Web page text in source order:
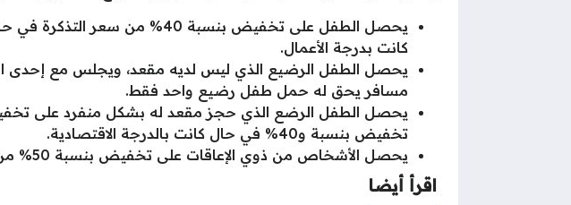
كانت بدرجة الأعمال.
مسافر يحق له حمل طفل رضيع واحد فقط.
تخفيض بنسبة و40% في حال كانت بالدرجة الاقتصادية.
يحصل الأشخاص من ذوي الإعاقات على تخفيض بنسبة 50% من سعر التذكرة مهما كان نوعها ودرجتها.
اقرأ أيضا